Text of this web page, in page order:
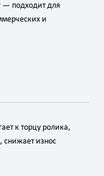
— подходитдля
и
к торцу ролика,
снижаетизнос